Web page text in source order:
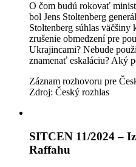
O čom budú rokovať
bol Jens Stoltenberg
Stoltenberg súhlas
zrušenie obmedzení pre
Ukrajincami? Nebude
znamenať eskaláciu? Aký
Záznam rozhovoru pre
Zdroj: Český rozhlas
SITCEN 11/2024 –
Raffahu